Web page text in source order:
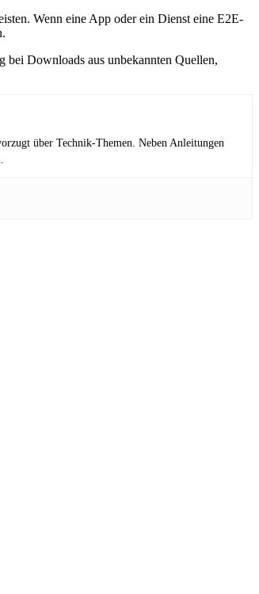
Wenn eine App oder ein Dienst eine E2E-
bei Downloads aus unbekannten Quellen,
über Technik-Themen. Neben Anleitungen